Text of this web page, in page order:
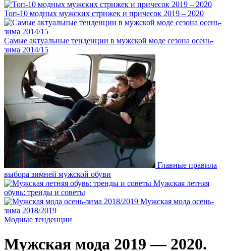
Топ-10 модных мужских стрижек и причесок 2019 – 2020
Самые актуальные тенденции в мужской моде сезона осень-
зима 2014/15
Главные правила
выбора зимней мужской обуви
Мужская летняя
обувь: тренды и советы
Мужская мода осень-
зима 2018/2019
Модные тенденции
Мужская мода 2019 — 2020.